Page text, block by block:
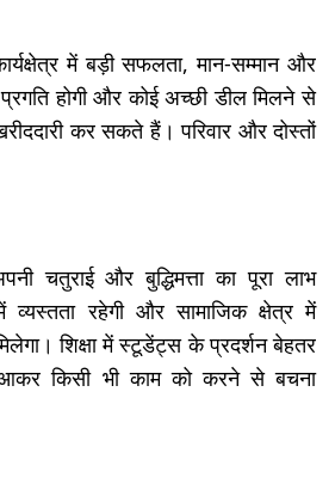
में बड़ी सफलता, मान-सम्मान और
होगी और कोई अच्छी डील मिलने से
कर सकते हैं। परिवार और दोस्तों
चतुराई और बुद्धिमत्ता का पूरा लाभ
व्यस्तता रहेगी और सामाजिक क्षेत्र में
शिक्षा में स्टूडेंट्स के प्रदर्शन बेहतर
किसी भी काम को करने से बचना